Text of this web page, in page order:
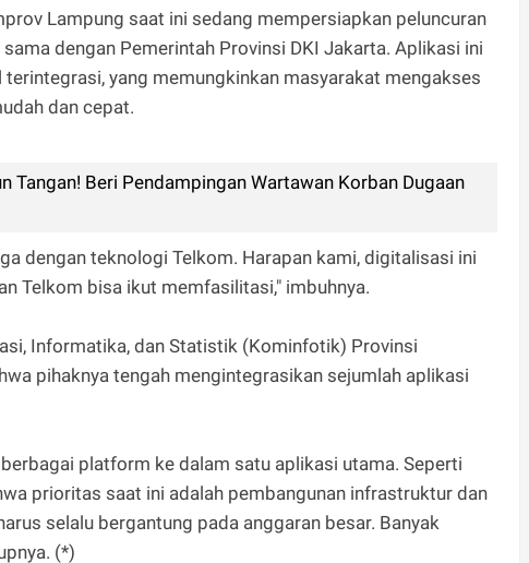
Lampung saat ini sedang mempersiapkan peluncuran
dengan Pemerintah Provinsi DKI Jakarta. Aplikasi ini
yang memungkinkan masyarakat mengakses
dan cepat.
Tangan! Beri Pendampingan Wartawan Korban Dugaan
dengan teknologi Telkom. Harapan kami, digitalisasi ini
Telkom bisa ikut memfasilitasi," imbuhnya.
Informatika, dan Statistik (Kominfotik) Provinsi
pihaknya tengah mengintegrasikan sejumlah aplikasi
platform ke dalam satu aplikasi utama. Seperti
prioritas saat ini adalah pembangunan infrastruktur dan
selalu bergantung pada anggaran besar. Banyak
(*)